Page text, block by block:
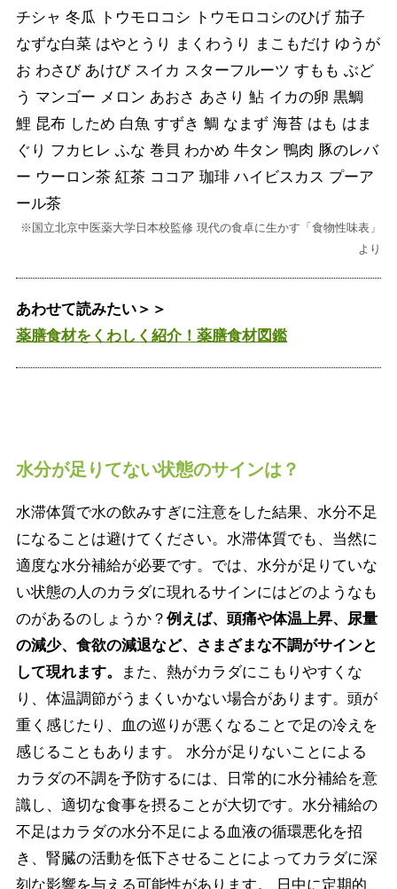
チシャ 冬瓜 トウモロコシ トウモロコシのひげ 茄子
なずな白菜 はやとうり まくわうり まこもだけ ゆうが
お わさび あけび スイカ スターフルーツ すもも ぶど
う マンゴー メロン あおさ あさり 鮎 イカの卵 黒鯛
鯉 昆布 しため 白魚 すずき 鯛 なまず 海苔 はも はま
ぐり フカヒレ ふな 巻貝 わかめ 牛タン 鴨肉 豚のレバ
ー ウーロン茶 紅茶 ココア 珈琲 ハイビスカス プーア
ール茶
※国立北京中医薬大学日本校監修 現代の食卓に生かす「食物性味表」
より
あわせて読みたい＞＞
薬膳食材をくわしく紹介！薬膳食材図鑑
水分が足りてない状態のサインは？
水滞体質で水の飲みすぎに注意をした結果、水分不足
になることは避けてください。水滞体質でも、当然に
適度な水分補給が必要です。では、水分が足りていな
い状態の人のカラダに現れるサインにはどのようなも
のがあるのしょうか？ 例えば、頭痛や体温上昇、尿量
の減少、食欲の減退など、さまざまな不調がサインと
して現れます。
また、熱がカラダにこもりやすくな
り、体温調節がうまくいかない場合があります。頭が
重く感じたり、血の巡りが悪くなることで足の冷えを
感じることもあります。 水分が足りないことによる
カラダの不調を予防するには、日常的に水分補給を意
識し、適切な食事を摂ることが大切です。水分補給の
不足はカラダの水分不足による血液の循環悪化を招
き、腎臓の活動を低下させることによってカラダに深
刻な影響を与える可能性があります。 日中に定期的